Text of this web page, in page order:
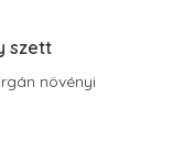
szett
növényi